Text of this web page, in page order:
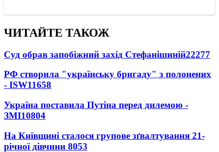
ЧИТАЙТЕ ТАКОЖ
Суд обрав запобіжний захід Стефанішиній22277
РФ створила "українську бригаду" з полонених
- ISW11658
Україна поставила Путіна перед дилемою -
ЗМІ10804
На Київщині сталося групове зґвалтування 21-
річної дівчини 8053